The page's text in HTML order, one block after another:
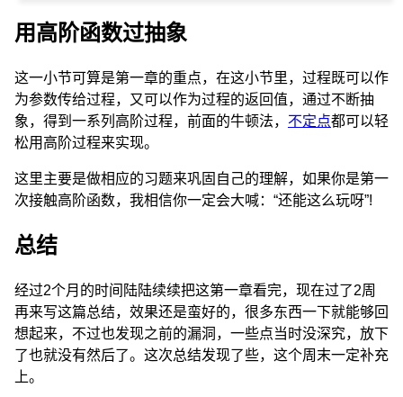
用高阶函数过抽象
这一小节可算是第一章的重点，在这小节里，过程既可以作
为参数传给过程，又可以作为过程的返回值，通过不断抽
象，得到一系列高阶过程，前面的牛顿法， 不定点都可以轻
松用高阶过程来实现。
这里主要是做相应的习题来巩固自己的理解，如果你是第一
次接触高阶函数，我相信你一定会大喊：“还能这么玩呀”!
总结
经过2个月的时间陆陆续续把这第一章看完，现在过了2周
再来写这篇总结，效果还是蛮好的，很多东西一下就能够回
想起来，不过也发现之前的漏洞，一些点当时没深究，放下
了也就没有然后了。这次总结发现了些，这个周末一定补充
上。